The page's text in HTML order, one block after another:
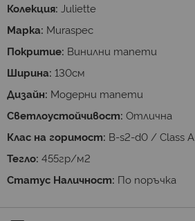
Колекция: Juliette
Марка: Muraspec
Покритие: Винилни тапети
Ширина: 130cм
Дизайн: Модерни тапети
Светлоустойчивост: Отлична
Клас на горимост: B-s2-d0 / Class A
Тегло: 455гр/м2
Статус Наличност: По поръчка